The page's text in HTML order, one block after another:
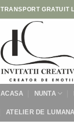
TRANSPORT GRATUIT
ACASA NUNTA
ATELIER DE